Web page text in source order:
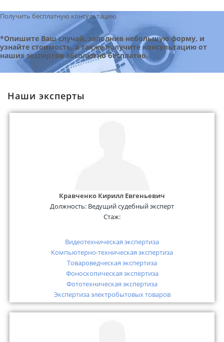
Получить бесплатную консультацию
*Опишите Ваш случай, заполнив небольшую форму, и
узнайте стоимость, а также получите консультацию от
наших экспертов абсолютно бесплатно.
Наши эксперты
Кравченко Кирилл Евгеньевич
Должность: Ведущий судебный эксперт
Стаж:
Видеотехническая экспертиза
Компьютерно-техническая экспертиза
Товароведческая экспертиза
Фоноскопическая экспертиза
Фототехническая экспертиза
Экспертиза электробытовых товаров